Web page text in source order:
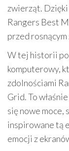
zwierząt.
Rangers Best
przed
W tej historii
komputerowy,
zdolnościami
Grid. To
się nowe moce,
inspirowane tą
emocji z